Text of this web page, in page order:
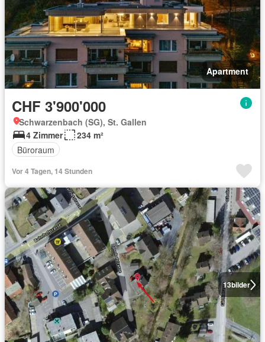
Apartment
CHF 3'900'000
Schwarzenbach (SG), St. Gallen
4 Zimmer
234 m²
Büroraum
Vor 4 Tagen, 14 Stunden
13bilder